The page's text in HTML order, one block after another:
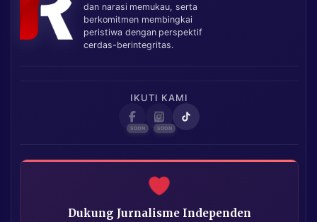
dan narasi memukau, serta
berkomitmen membingkai
peristiwa dengan perspektif
cerdas-berintegritas.
IKUTI KAMI
Dukung Jurnalisme Independen